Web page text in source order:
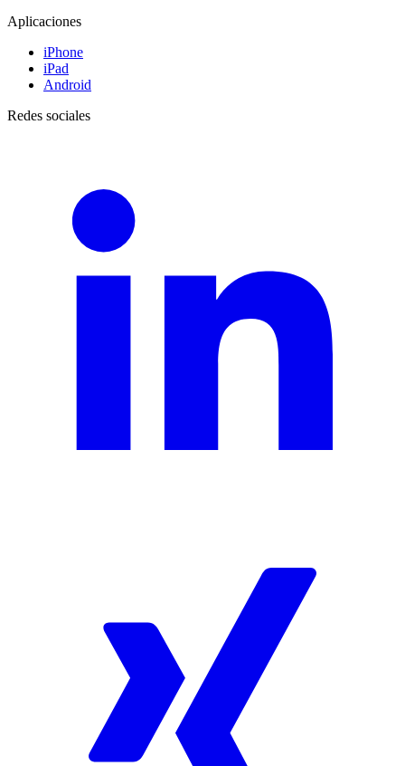
Aplicaciones
iPhone
iPad
Android
Redes sociales